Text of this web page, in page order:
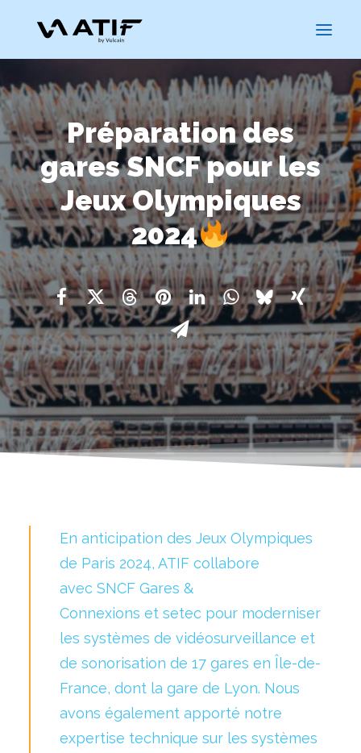
CARRIÈRES
Préparation des
gares SNCF pour les
Jeux Olympiques
2024
En anticipation des Jeux Olympiques
de Paris 2024, ATIF collabore
avec SNCF Gares &
Connexions et setec pour moderniser
les systèmes de vidéosurveillance et
de sonorisation de 17 gares en Île-de-
France, dont la gare de Lyon. Nous
avons également apporté notre
expertise technique sur les systèmes